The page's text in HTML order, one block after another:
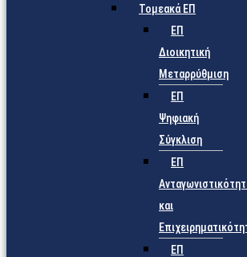
Τομεακά ΕΠ
ΕΠ
Διοικητική
Μεταρρύθμιση
ΕΠ
Ψηφιακή
Σύγκλιση
ΕΠ
και
ΕΠ